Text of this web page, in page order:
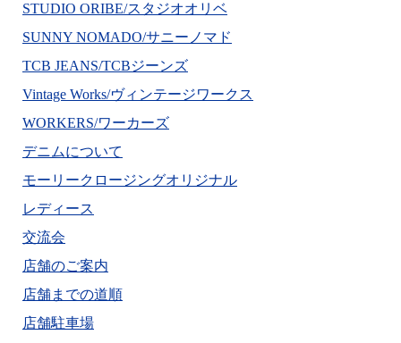
STUDIO ORIBE/スタジオオリベ
SUNNY NOMADO/サニーノマド
TCB JEANS/TCBジーンズ
Vintage Works/ヴィンテージワークス
WORKERS/ワーカーズ
デニムについて
モーリークロージングオリジナル
レディース
交流会
店舗のご案内
店舗までの道順
店舗駐車場